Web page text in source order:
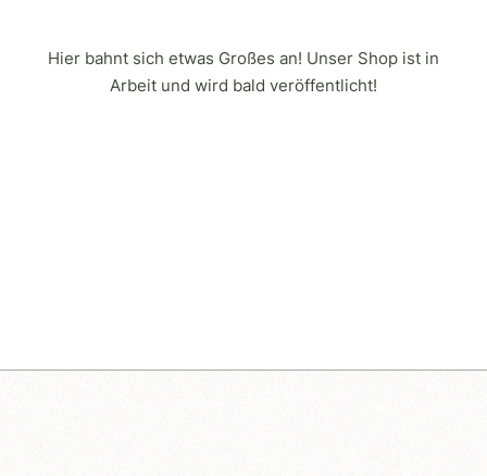
Hier bahnt sich etwas Großes an! Unser Shop ist in
Arbeit und wird bald veröffentlicht!